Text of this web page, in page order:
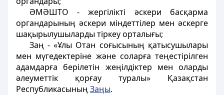
ӘМӘШТО - жергілікті әскери басқарма
органдарының әскери міндеттілер мен әскерге
шақырылушыларды тіркеу орталығы;
Заң - «Ұлы Отан соғысының қатысушылары
мен мүгедектерiне және соларға теңестiрiлген
адамдарға берiлетiн жеңiлдiктер мен оларды
әлеуметтiк қорғау туралы» Қазақстан
РеспубликасыныңЗаңы.